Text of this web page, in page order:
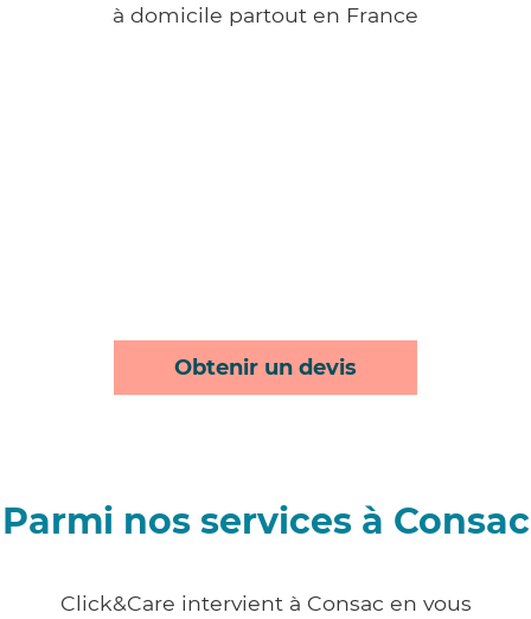
à domicile partout en France
Obtenir un devis
Parmi nos services à Consac
Click&Care intervient à Consac en vous